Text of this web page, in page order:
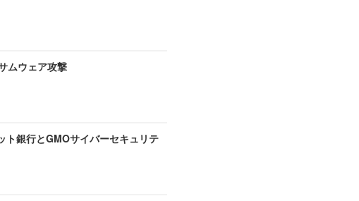
ムウェア攻撃
ト銀行とGMOサイバーセキュリテ